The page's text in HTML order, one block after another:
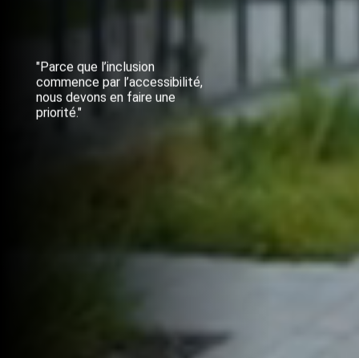
"Parce que l’inclusion
commence par l’accessibilité,
nous devons en faire une
priorité."